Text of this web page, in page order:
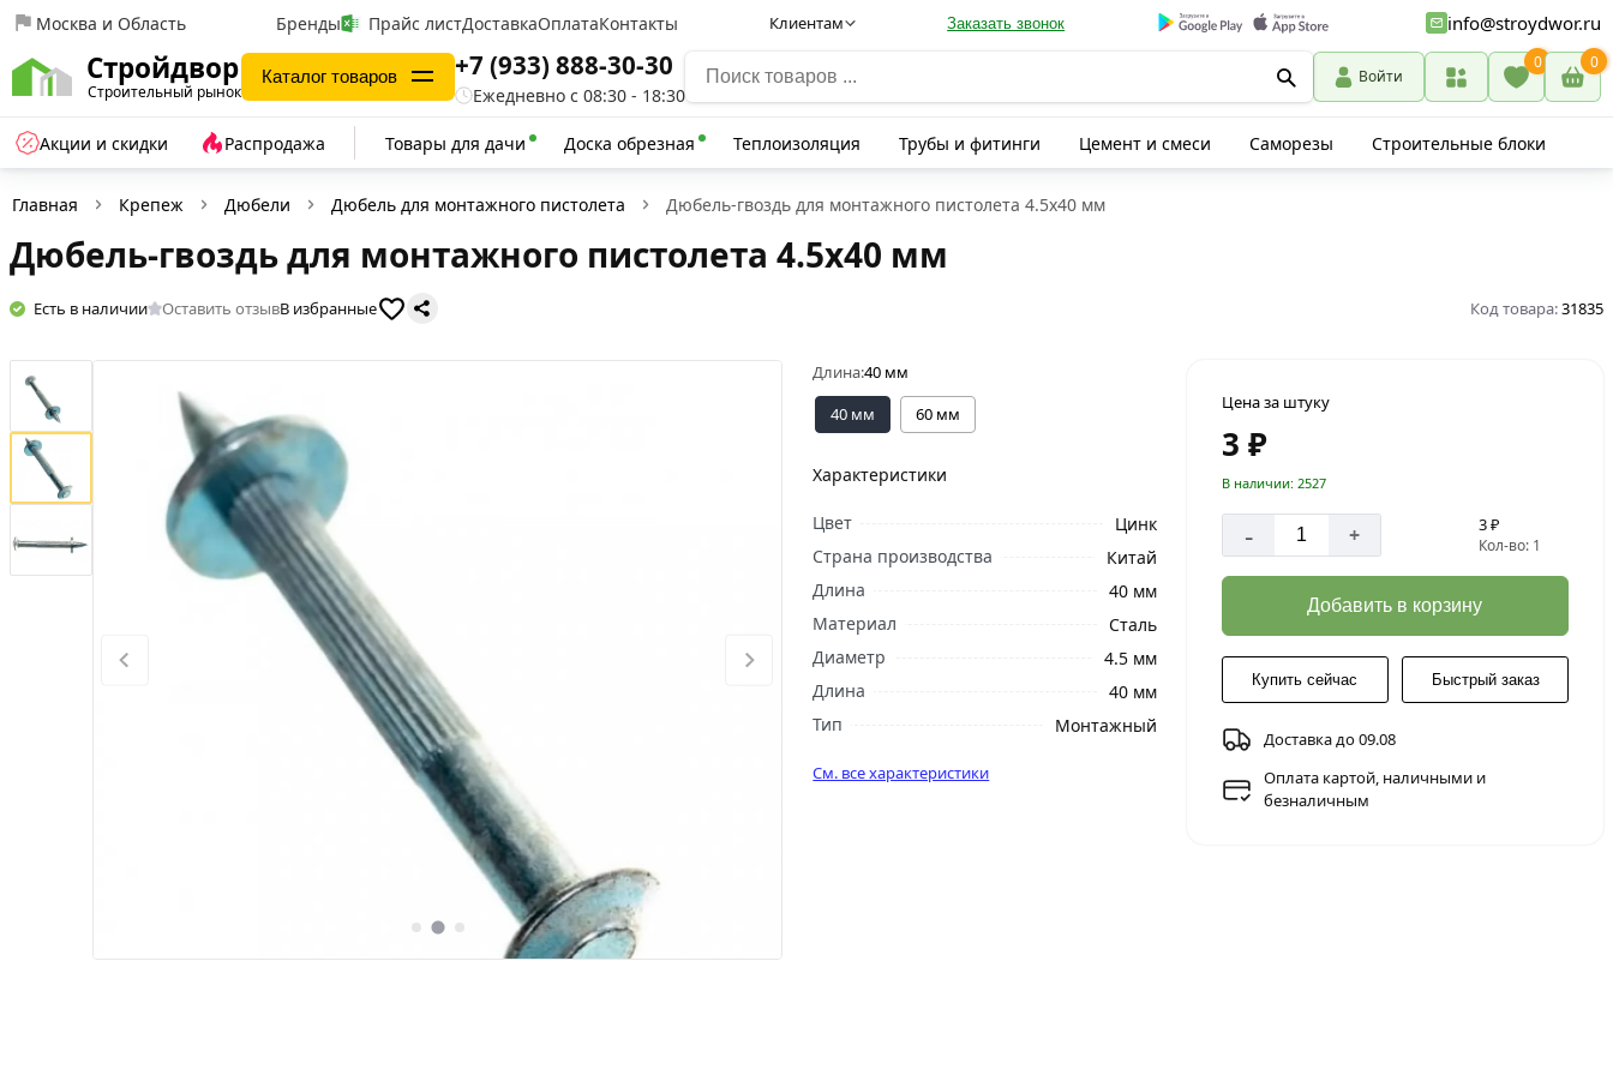
Москва и Область Бренды Прайс листДоставкаОплатаКонтакты Клиентам Заказать звонок info@stroydwor.ru
Стройдвор
Строительный рынок
Каталог товаров +7 (933) 888-30-30
Ежедневно с 08:30 - 18:30
Войти
0 0
Акции и скидки Распродажа Товары для дачи Доска обрезная Теплоизоляция Трубы и фитинги Цемент и смеси Саморезы Строительные блоки
Главная Крепеж Дюбели Дюбель для монтажного пистолета Дюбель-гвоздь для монтажного пистолета 4.5х40 мм
Дюбель-гвоздь для монтажного пистолета 4.5х40 мм
Есть в наличии Оставить отзывВ избранные Код товара:31835
Длина:40 мм
40 мм
60 мм
Характеристики
Цвет
Цинк
Страна производства
Китай
Длина
40 мм
Материал
Сталь
Диаметр
4.5 мм
Длина
40 мм
Тип
Монтажный
См. все характеристики
Цена за штуку
3 ₽
В наличии: 2527
- + 3 ₽
Кол-во: 1
Добавить в корзину
Купить сейчас Быстрый заказ
Доставка до 09.08
Оплата картой, наличными и
безналичным